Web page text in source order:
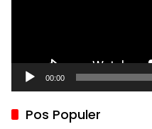
00:00
Pos Populer